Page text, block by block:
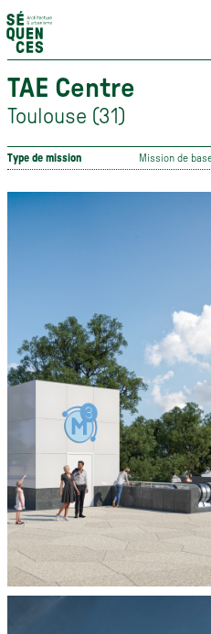
TAE Centre
Toulouse (31)
Type de mission Mission de